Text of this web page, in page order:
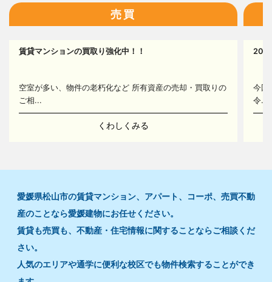
17
売買
賃貸マンションの買取り強化中！！
空室が多い、物件の老朽化など 所有資産の売却・買取りの
ご相...
くわしくみる
今回
令...
愛媛県松山市の賃貸マンション、アパート、コーポ、売買不動
産のことなら愛媛建物にお任せください。
賃貸も売買も、不動産・住宅情報に関することならご相談くだ
さい。
人気のエリアや通学に便利な校区でも物件検索することができ